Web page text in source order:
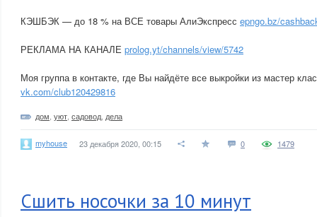
КЭШБЭК — до 18 % на ВСЕ товары АлиЭкспресс epngo.bz/
РЕКЛАМА НА КАНАЛЕ prolog.yt/channels/view/5742
Моя группа в контакте, где Вы найдёте все выкройки из мастер
vk.com/club120429816
дом уют садовод дела
myhouse 23 декабря 2020, 00:15 0 1479
Сшить носочки за 10 минут